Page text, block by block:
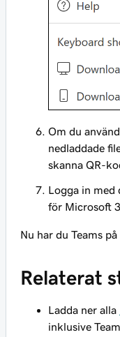
Om du
nedladdade
skanna QR-
Logga in med
för Microsoft
Nu har du Teams på
Relaterat
Ladda ner alla
inklusive